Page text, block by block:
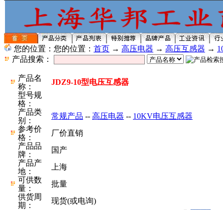
您的位置：您的位置： 首页 → 高压电器 → 高压互感器 →
产品搜索：
产品名
称：
JDZ9-10型电压互感器
型号规
格：
产品类
别：
常规产品 -- 高压电器 -- 10KV电压互感器
参考价
格：
厂价直销
产品品
牌：
国产
产品产
地：
上海
可供数
量：
批量
供货周
期：
现货(或电询)